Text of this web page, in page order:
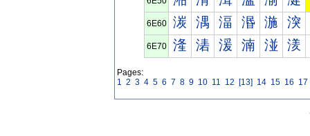
6E60 湠 湡 湢 湣 湤 湥
6E70 湰 湱 湲 湳 湴 湵
Pages:
1 2 3 4 5 6 7 8 9 10 11 12 [13] 14 15 16 17